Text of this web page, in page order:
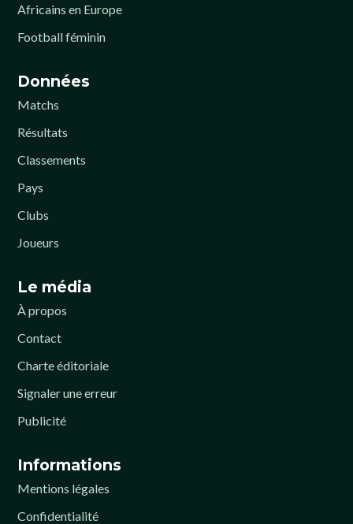
Africains en Europe
Football féminin
Données
Matchs
Résultats
Classements
Pays
Clubs
Joueurs
Le média
À propos
Contact
Charte éditoriale
Signaler une erreur
Publicité
Informations
Mentions légales
Confidentialité